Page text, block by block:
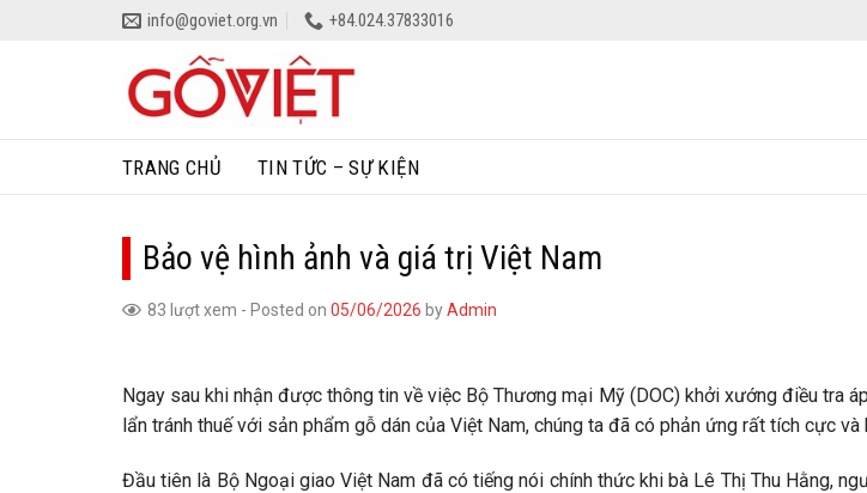
info@goviet.org.vn +84.024.37833016
TRANG CHỦ TIN TỨC – SỰ KIỆN
Bảo vệ hình ảnh và giá trị Việt Nam
83 lượt xem - Posted on 05/06/2026 byAdmin
Ngay sau khi nhận được thông tin về việc Bộ Thương mại Mỹ (DOC) khởi xướng điều tra
lẩn tránh thuế với sản phẩm gỗ dán của Việt Nam, chúng ta đã có phản ứng rất tích cực và
Đầu tiên là Bộ Ngoại giao Việt Nam đã có tiếng nói chính thức khi bà Lê Thị Thu Hằng,